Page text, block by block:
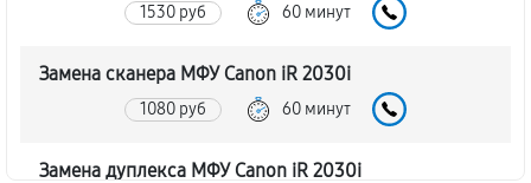
1530 руб 60 минут
Замена сканера МФУ Canon iR 2030i
1080 руб 60 минут
Замена дуплекса МФУ Canon iR 2030i